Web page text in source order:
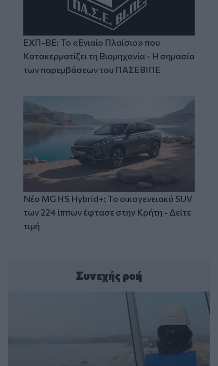
ΕΧΠ-ΒΕ: Το «Ενιαίο Πλαίσιο» που
Κατακερματίζει τη Βιομηχανία - Η σημασία
των παρεμβάσεων του ΠΑΣΕΒΙΠΕ
Νέο MG HS Hybrid+: Το οικογενειακό SUV
των 224 ίππων έφτασε στην Κρήτη - Δείτε
τιμή
Συνεχής ροή